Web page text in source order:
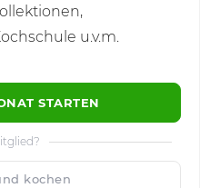
u.v.m.
STARTEN
kochen
Speichern